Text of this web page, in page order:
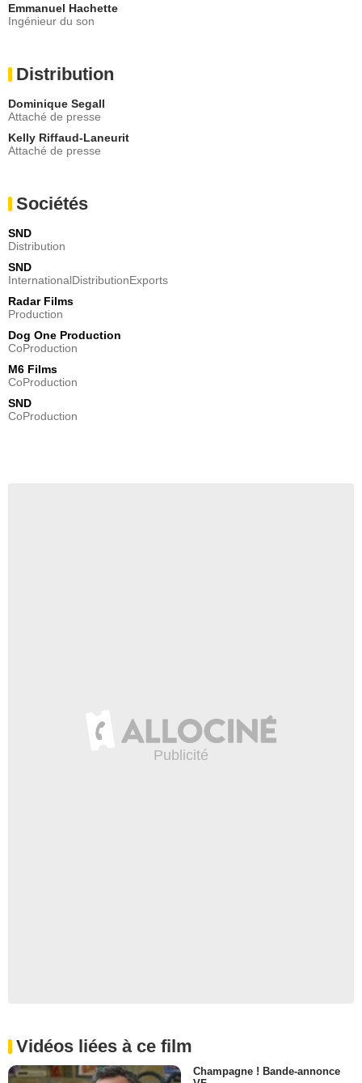
Emmanuel Hachette
Ingénieur du son
Distribution
Dominique Segall
Attaché de presse
Kelly Riffaud-Laneurit
Attaché de presse
Sociétés
SND
Distribution
SND
InternationalDistributionExports
Radar Films
Production
Dog One Production
CoProduction
M6 Films
CoProduction
SND
CoProduction
Vidéos liées à ce film
Champagne ! Bande-annonce